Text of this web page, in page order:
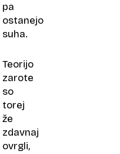
pa
ostanejo
suha.
Teorijo
zarote
so
torej
že
zdavnaj
ovrgli,